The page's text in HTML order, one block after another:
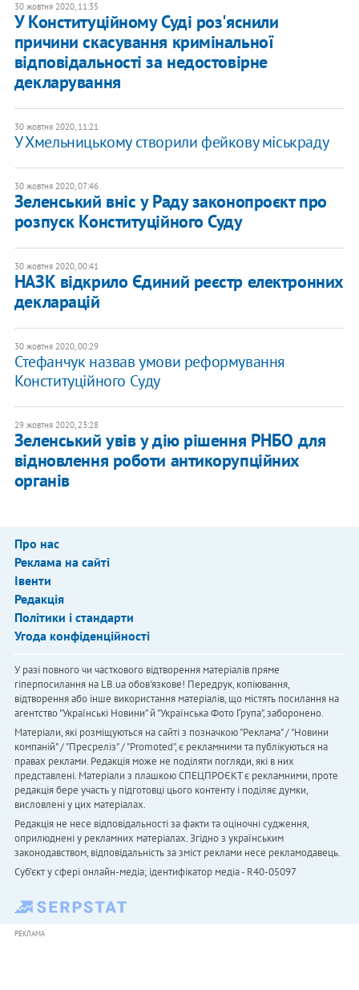
30 жовтня 2020, 11:35
У Конституційному Суді роз'яснили
причини скасування кримінальної
відповідальності за недостовірне
декларування
30 жовтня 2020, 11:21
У Хмельницькому створили фейкову міськраду
30 жовтня 2020, 07:46
Зеленський вніс у Раду законопроєкт про
розпуск Конституційного Суду
30 жовтня 2020, 00:41
НАЗК відкрило Єдиний реєстр електронних
декларацій
30 жовтня 2020, 00:29
Стефанчук назвав умови реформування
Конституційного Суду
29 жовтня 2020, 23:28
Зеленський увів у дію рішення РНБО для
відновлення роботи антикорупційних
органів
Про нас
Реклама на сайті
Івенти
Редакція
Політики і стандарти
Угода конфіденційності
У разі повного чи часткового відтворення матеріалів пряме
гіперпосилання на LB.ua обов'язкове! Передрук, копіювання,
відтворення або інше використання матеріалів, що містять посилання на
агентство "Українськi Новини" й "Українська Фото Група", заборонено.
Матеріали, які розміщуються на сайті з позначкою "Реклама" / "Новини
компаній" / "Пресреліз" / "Promoted", є рекламними та публікуються на
правах реклами. Редакція може не поділяти погляди, які в них
представлені. Матеріали з плашкою СПЕЦПРОЄКТ є рекламними, проте
редакція бере участь у підготовці цього контенту і поділяє думки,
висловлені у цих матеріалах.
Редакція не несе відповідальності за факти та оціночні судження,
оприлюднені у рекламних матеріалах. Згідно з українським
законодавством, відповідальність за зміст реклами несе рекламодавець.
Cуб'єкт у сфері онлайн-медіа; ідентифікатор медіа - R40-05097
РЕКЛАМА